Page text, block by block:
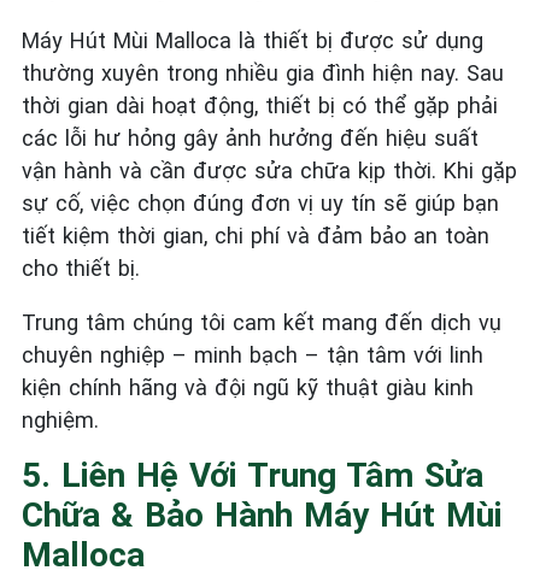
Máy Hút Mùi Malloca là thiết bị được sử dụng
thường xuyên trong nhiều gia đình hiện nay. Sau
thời gian dài hoạt động, thiết bị có thể gặp phải
các lỗi hư hỏng gây ảnh hưởng đến hiệu suất
vận hành và cần được sửa chữa kịp thời. Khi gặp
sự cố, việc chọn đúng đơn vị uy tín sẽ giúp bạn
tiết kiệm thời gian, chi phí và đảm bảo an toàn
cho thiết bị.
Trung tâm chúng tôi cam kết mang đến dịch vụ
chuyên nghiệp – minh bạch – tận tâm với linh
kiện chính hãng và đội ngũ kỹ thuật giàu kinh
nghiệm.
5. Liên Hệ Với Trung Tâm Sửa
Chữa & Bảo Hành Máy Hút Mùi
Malloca